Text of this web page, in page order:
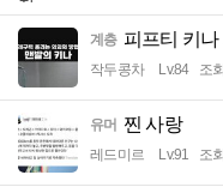
계층 피프티 키
작두콩차 Lv.84 조
유머 찐 사랑
레드미르 Lv.91 조